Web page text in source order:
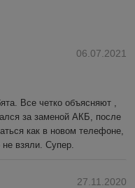
06.07.2021
Все четко объясняют ,
за заменой АКБ, после
как в новом телефоне,
взяли. Супер.
27.11.2020